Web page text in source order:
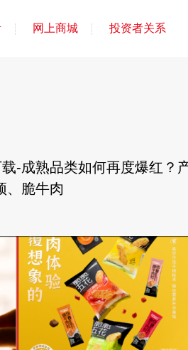
网上商城 投资者关系
-成熟品类如何再度爆红？
、脆牛肉